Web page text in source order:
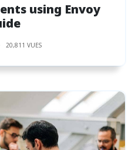
using Envoy
20,811 VUES